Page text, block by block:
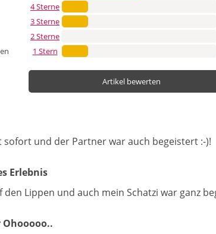
4 Sterne
3 Sterne
2 Sterne
1 Stern
Artikel bewerten
sofort und der Partner war auch begeistert :-)!
Erlebnis
Lippen und auch mein Schatzi war ganz
Ohooooo..